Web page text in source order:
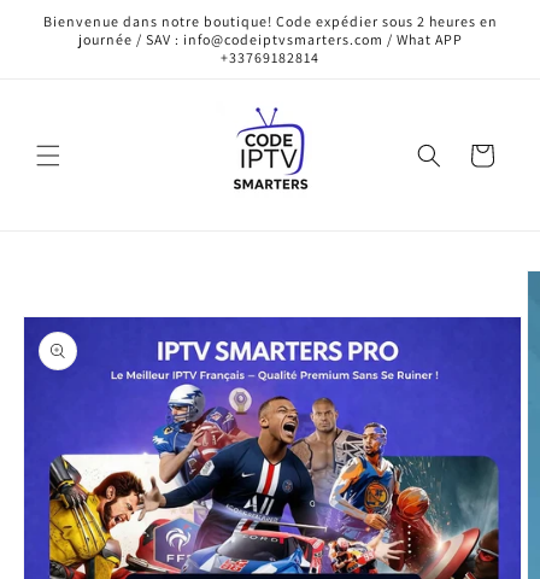
passer
Bienvenue dans notre boutique! Code expédier sous 2 heures en
journée / SAV : info@codeiptvsmarters.com / What APP
+33769182814
Panier
produits